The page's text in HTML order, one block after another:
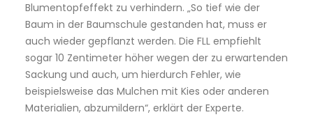
Blumentopfeffekt zu verhindern. „So tief wie der
Baum in der Baumschule gestanden hat, muss er
auch wieder gepflanzt werden. Die FLL empfiehlt
sogar 10 Zentimeter höher wegen der zu erwartenden
Sackung und auch, um hierdurch Fehler, wie
beispielsweise das Mulchen mit Kies oder anderen
Materialien, abzumildern“, erklärt der Experte.